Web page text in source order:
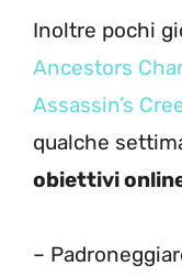
Inoltre pochi
Ancestors
Assassin’s
qualche
obiettivi
–